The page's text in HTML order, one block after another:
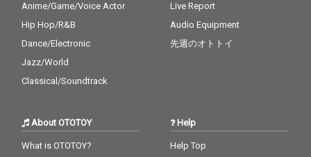
Anime/Game/Voice Actor
Hip Hop/R&B
Dance/Electronic
Jazz/World
Classical/Soundtrack
Live Report
Audio Equipment
先週のオトトイ
About OTOTOY
What is OTOTOY?
Help
Help Top